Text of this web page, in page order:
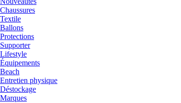
Chaussures
Textile
Ballons
Protections
Supporter
Lifestyle
Équipements
Beach
Entretien physique
Déstockage
Marques